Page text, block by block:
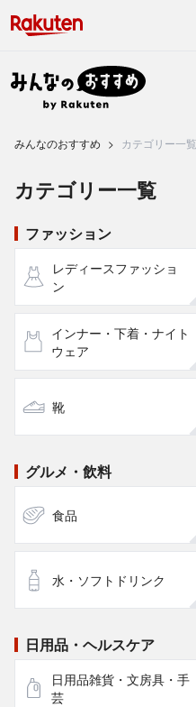
みんなのおすすめ カテゴリー一覧
カテゴリー一覧
ファッション
レディースファッショ
ン
インナー・下着・ナイト
ウェア
靴
グルメ・飲料
食品
水・ソフトドリンク
日用品・ヘルスケア
日用品雑貨・文房具・手
芸